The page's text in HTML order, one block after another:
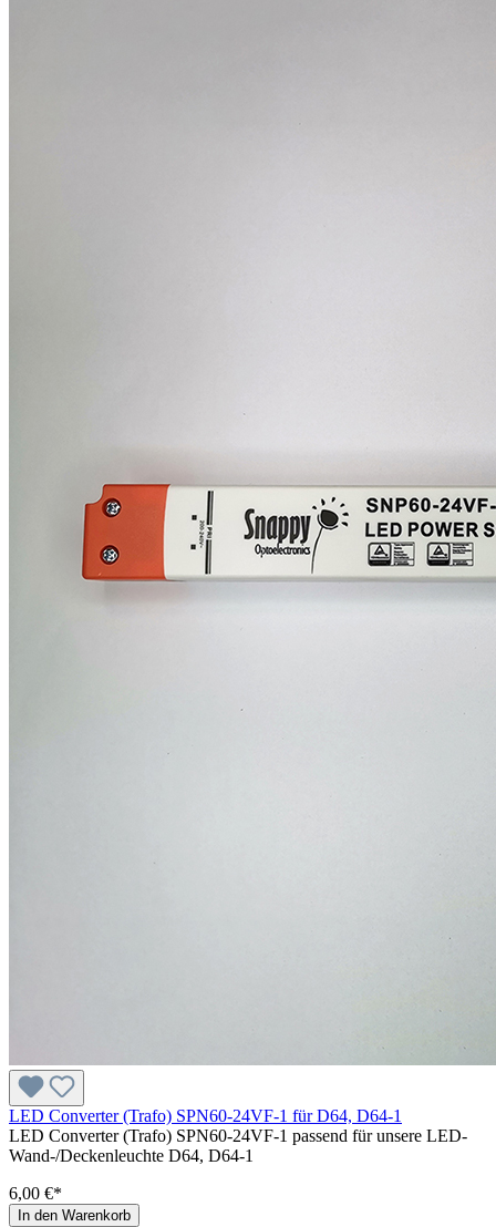
LED Converter (Trafo) SPN60-24VF-1 für D64, D64-1
LED Converter (Trafo) SPN60-24VF-1 passend für unsere LED-
Wand-/Deckenleuchte D64, D64-1
6,00 €*
In den Warenkorb